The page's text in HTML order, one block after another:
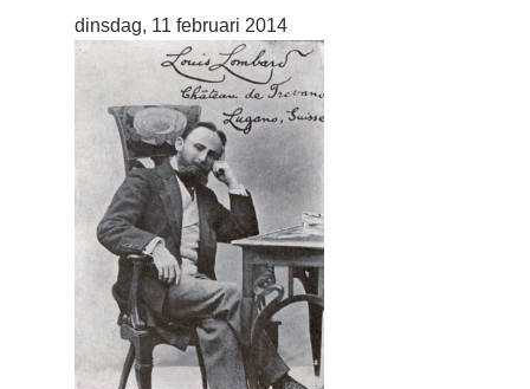
dinsdag, 11 februari 2014